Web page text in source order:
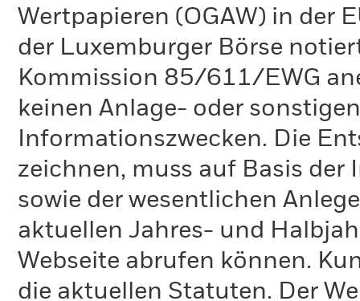
Wertpapieren (OGAW) in der
der Luxemburger Börse
Kommission 85/611/EWG
keinen Anlage- oder
Informationszwecken. Die
zeichnen, muss auf Basis
sowie der wesentlichen
aktuellen Jahres- und
Webseite abrufen können.
die aktuellen Statuten. Der